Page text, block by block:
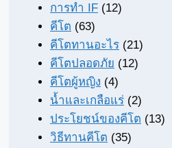
การทำ IF (12)
คีโต (63)
คีโตทานอะไร (21)
คีโตปลอดภัย (12)
คีโตผู้หญิง (4)
น้ำและเกลือแร่ (2)
ประโยชน์ของคีโต (13)
วิธีทานคีโต (35)